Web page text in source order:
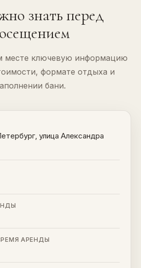
знать перед
месте ключевую информацию
формате отдыха и
бани.
улица Александра
АРЕНДЫ